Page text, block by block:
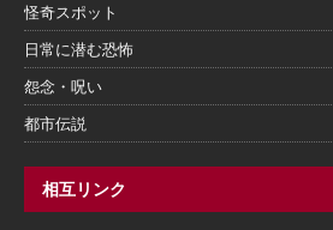
怪奇スポット
日常に潜む恐怖
怨念・呪い
都市伝説
相互リンク